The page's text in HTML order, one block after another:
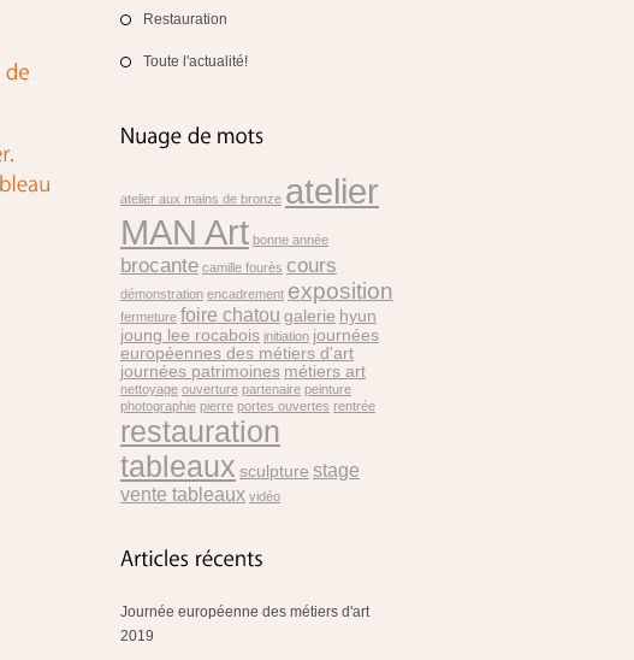
Restauration
Toute l'actualité!
atelier aux mains de bronze atelier
MAN Art bonne année
brocante camille fourès cours
démonstration encadrement exposition
fermeture foire chatou galerie hyun
joung lee rocabois initiation journées
européennes des métiers d'art
journées patrimoines métiers art
nettoyage ouverture partenaire peinture
photographie pierre portes ouvertes rentrée
restauration
tableaux sculpture stage
vente tableaux vidéo
Journée européenne des métiers d'art
2019